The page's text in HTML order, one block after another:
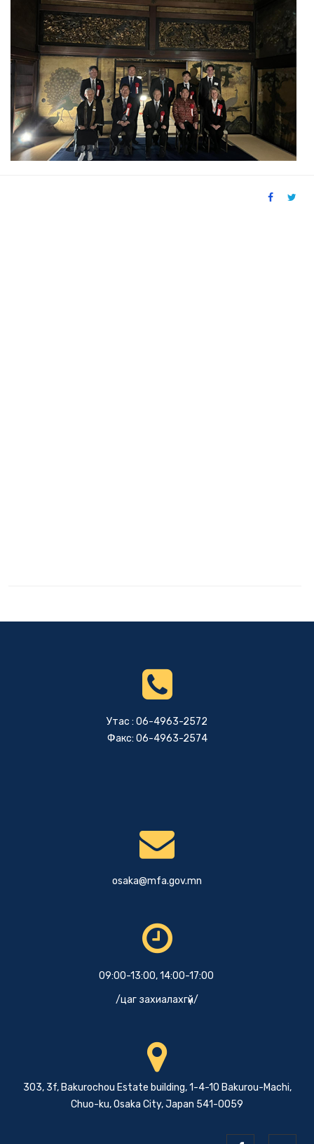
Утас : 06-4963-2572
Факс: 06-4963-2574
osaka@mfa.gov.mn
09:00-13:00, 14:00-17:00
/цаг захиалахгүй/
303, 3f, Bakurochou Estate building, 1-4-10 Bakurou-Machi,
Chuo-ku, Osaka City, Japan 541-0059